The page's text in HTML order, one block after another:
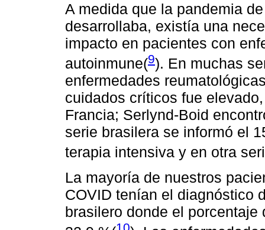
A medida que la pandemia
desarrollaba, existía una
impacto en pacientes con
autoinmune(9). En muchas
enfermedades
cuidados críticos fue
Francia; Serlynd-Boid
serie brasilera se informó el
terapia intensiva y en otra
La mayoría de nuestros
COVID tenían el diagnóstico
brasilero donde el